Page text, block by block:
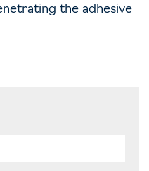
the adhesive